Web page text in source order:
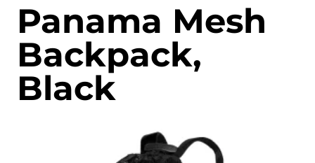
Panama Mesh
Backpack,
Black